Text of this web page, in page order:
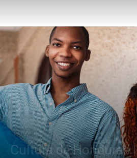
Cultura
Cultura de Honduras |